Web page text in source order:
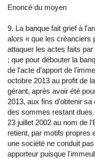
Enoncé du moyen
9. La banque fait grief à
alors « que les créanciers
attaquer les actes faits
; que pour débouter la
de l'acte d'apport de
octobre 2013 au profit de
gérant, après avoir été
2013, aux fins d'obtenir
des sommes restant dues
23 juillet 2002 au nom de
retient, par motifs propres
une société ne conduit
apporteur puisque